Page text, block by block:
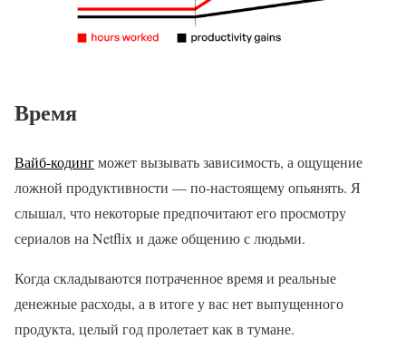
Время
Вайб-кодингможет вызывать зависимость, а ощущение
ложной продуктивности — по-настоящему опьянять. Я
слышал, что некоторые предпочитают его просмотру
сериалов на Netflix и даже общению с людьми.
Когда складываются потраченное время и реальные
денежные расходы, а в итоге у вас нет выпущенного
продукта, целый год пролетает как в тумане.